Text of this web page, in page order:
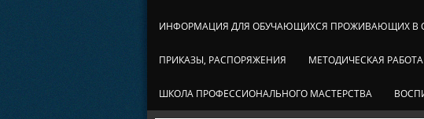
ИНФОРМАЦИЯ ДЛЯ ОБУЧАЮЩИХСЯ ПРОЖИВАЮЩИХ В
ПРИКАЗЫ, РАСПОРЯЖЕНИЯ МЕТОДИЧЕСКАЯ РАБОТА
ШКОЛА ПРОФЕССИОНАЛЬНОГО МАСТЕРСТВА